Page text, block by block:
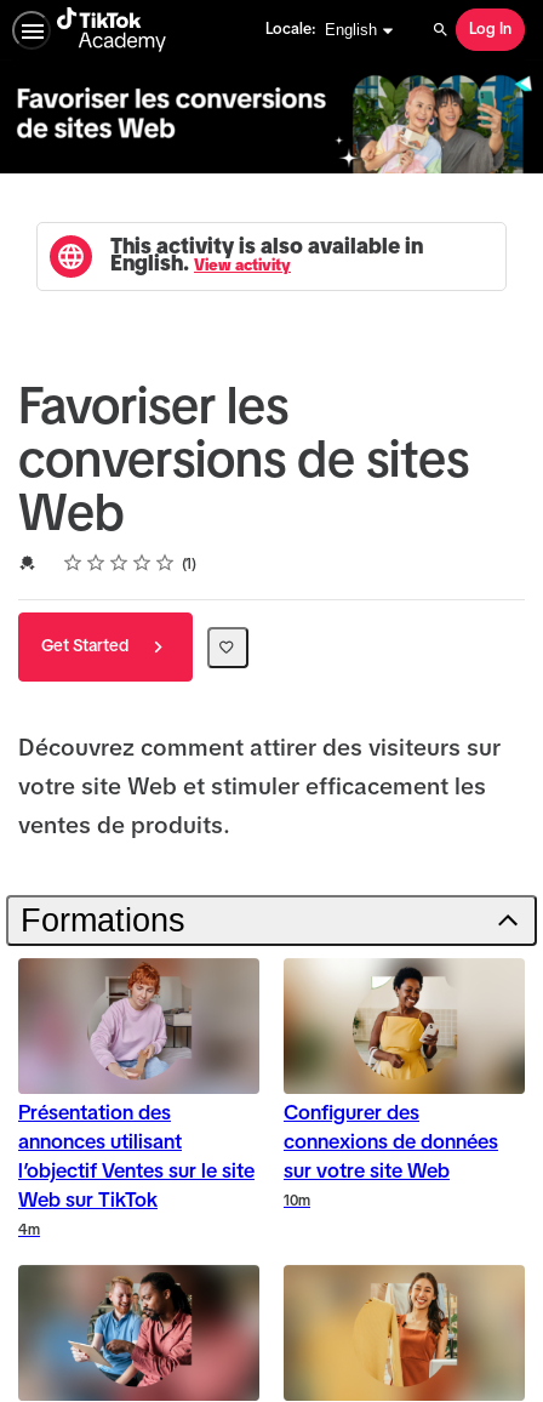
Locale:
English selected English Search
Log In
This activity is also available in
English. View activity
Favoriser les
conversions de sites
Web
Credential For Completion
Rating
1 star
2 stars
3 stars
4 stars
5 stars
Average rating: 5.0 1
1 review
Get Started
Découvrez comment attirer des visiteurs sur
votre site Web et stimuler efficacement les
ventes de produits.
Formations
Présentation des
annonces utilisant
l’objectif Ventes sur le site
Web sur TikTok
Duration
4m
Configurer des
connexions de données
sur votre site Web
Duration 10m